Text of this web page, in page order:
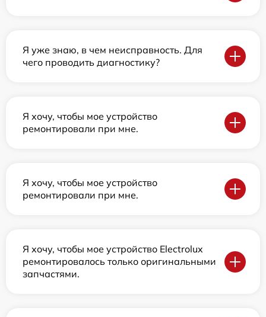
Я уже знаю, в чем неисправность. Для
чего проводить диагностику?
Я хочу, чтобы мое устройство
ремонтировали при мне.
Я хочу, чтобы мое устройство
ремонтировали при мне.
Я хочу, чтобы мое устройство Electrolux
ремонтировалось только оригинальными
запчастями.